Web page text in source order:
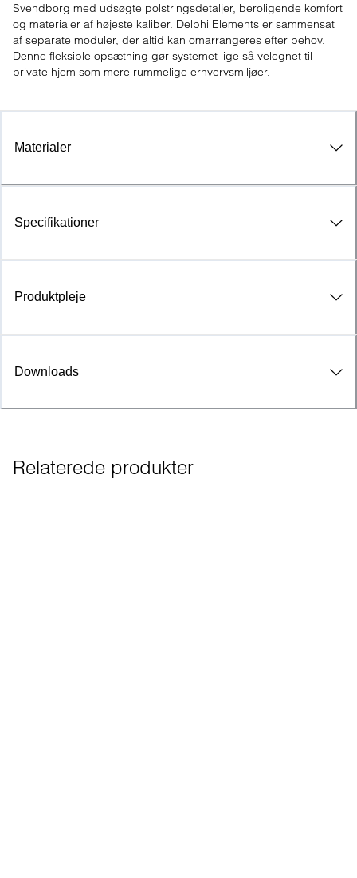
Svendborg med udsøgte polstringsdetaljer, beroligende komfort
og materialer af højeste kaliber. Delphi Elements er sammensat
af separate moduler, der altid kan omarrangeres efter behov.
Denne fleksible opsætning gør systemet lige så velegnet til
private hjem som mere rummelige erhvervsmiljøer.
Materialer
Specifikationer
Produktpleje
Downloads
Relaterede produkter